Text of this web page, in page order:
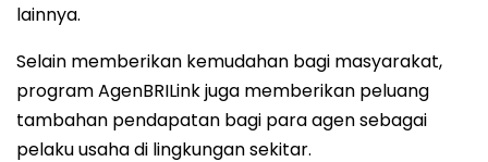
lainnya.
Selain memberikan kemudahan bagi masyarakat,
program AgenBRILink juga memberikan peluang
tambahan pendapatan bagi para agen sebagai
pelaku usaha di lingkungan sekitar.